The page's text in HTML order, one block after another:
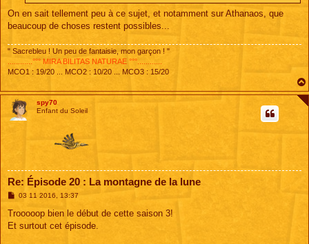
On en sait tellement peu à ce sujet, et notamment sur Athanaos, que
beaucoup de choses restent possibles...
" Sacrebleu ! Un peu de fantaisie, mon garçon ! "
............°°° MIRA BILITAS NATURAE °°°............
MCO1 : 19/20 ... MCO2 : 10/20 ... MCO3 : 15/20
spy70
Enfant du Soleil
Re: Épisode 20 : La montagne de la lune
M
s
a
03 11 2016, 13:37
Trooooop bien le début de cette saison 3!
Et surtout cet épisode.